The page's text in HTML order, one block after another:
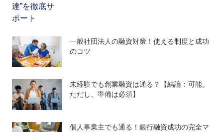
一般社団法人の融資対策！使える制度と成功
のコツ
未経験でも創業融資は通る？【結論：可能。
ただし、準備は必須】
個人事業主でも通る！銀行融資成功の完全マ